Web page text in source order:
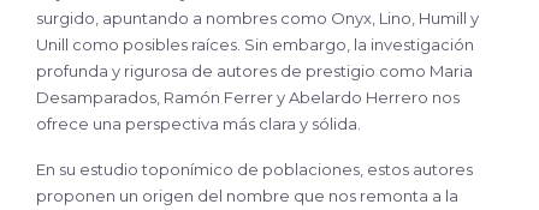
surgido, apuntando a nombres como Onyx, Lino, Humill y
Unill como posibles raíces. Sin embargo, la investigación
profunda y rigurosa de autores de prestigio como Maria
Desamparados, Ramón Ferrer y Abelardo Herrero nos
ofrece una perspectiva más clara y sólida.
En su estudio toponímico de poblaciones, estos autores
proponen un origen del nombre que nos remonta a la